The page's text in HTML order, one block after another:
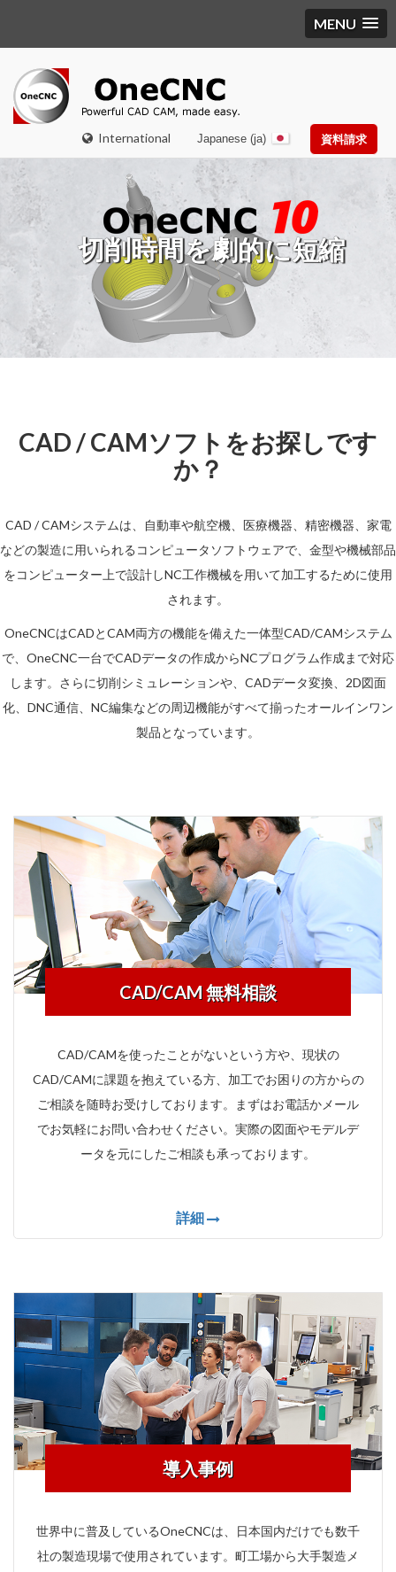
MENU
International 資料請求
Japanese (ja)
を劇的に短縮 高速
CAD / CAMソフトをお探しです
か？
CAD / CAMシステムは、自動車や航空機、医療機器、精密機器、家電
などの製造に用いられるコンピュータソフトウェアで、金型や機械部品
をコンピューター上で設計しNC工作機械を用いて加工するために使用
されます。
OneCNCはCADとCAM両方の機能を備えた一体型CAD/CAMシステム
で、OneCNC一台でCADデータの作成からNCプログラム作成まで対応
します。さらに切削シミュレーションや、CADデータ変換、2D図面
化、DNC通信、NC編集などの周辺機能がすべて揃ったオールインワン
製品となっています。
CAD/CAM 無料相談
CAD/CAMを使ったことがないという方や、現状の
CAD/CAMに課題を抱えている方、加工でお困りの方からの
ご相談を随時お受けしております。まずはお電話かメール
でお気軽にお問い合わせください。実際の図面やモデルデ
ータを元にしたご相談も承っております。
詳細
導入事例
世界中に普及しているOneCNCは、日本国内だけでも数千
社の製造現場で使用されています。町工場から大手製造メ